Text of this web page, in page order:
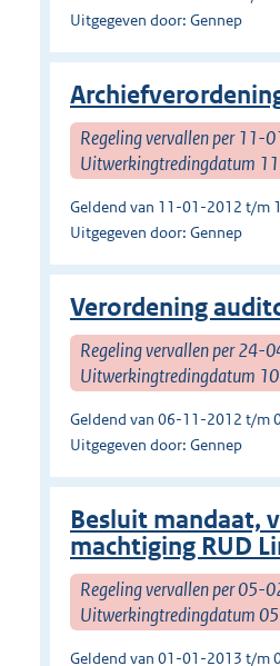
Uitgegeven door: Gennep
Regeling vervallen per 11-
Uitwerkingtredingdatum
Geldend van 11-01-2012 t/m
Uitgegeven door: Gennep
Verordening
Regeling vervallen per 24-
Uitwerkingtredingdatum
Geldend van 06-11-2012 t/m
Uitgegeven door: Gennep
Besluit mandaat,
machtiging RUD
Regeling vervallen per 05-
Uitwerkingtredingdatum
Geldend van 01-01-2013 t/m